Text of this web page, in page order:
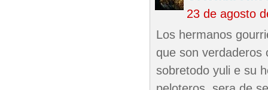
23 de agosto
Los hermanos
que son verdaderos
sobretodo yuli e su